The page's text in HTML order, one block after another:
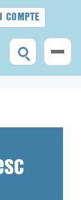
COMPTE